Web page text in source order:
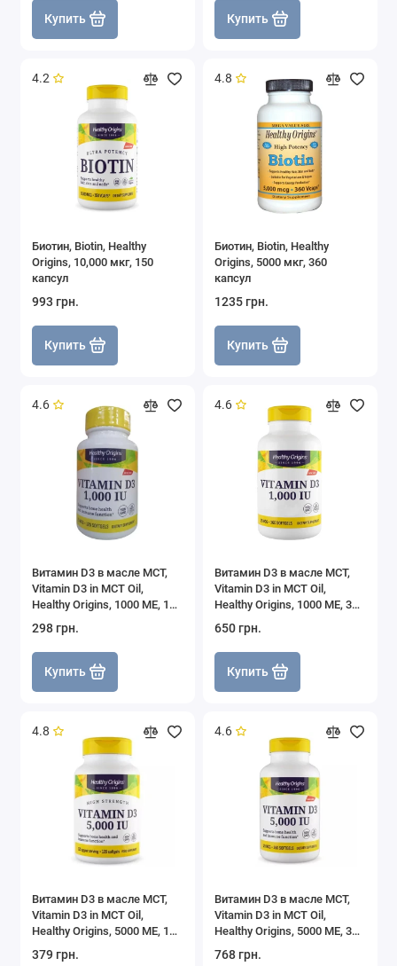
Купить Купить
4.2
Биотин, Biotin, Healthy
Origins, 10,000 мкг, 150
капсул
993 грн.
Купить
4.8
Биотин, Biotin, Healthy
Origins, 5000 мкг, 360
капсул
1235 грн.
Купить
4.6
Витамин D3 в масле МСТ,
Vitamin D3 in MCT Oil,
Healthy Origins, 1000 МЕ, 120
298 грн.
Купить
4.6
Витамин D3 в масле МСТ,
Vitamin D3 in MCT Oil,
Healthy Origins, 1000 МЕ, 360
650 грн.
Купить
4.8
Витамин D3 в масле МСТ,
Vitamin D3 in MCT Oil,
Healthy Origins, 5000 МЕ, 120
379 грн.
4.6
Витамин D3 в масле МСТ,
Vitamin D3 in MCT Oil,
Healthy Origins, 5000 МЕ, 360
768 грн.